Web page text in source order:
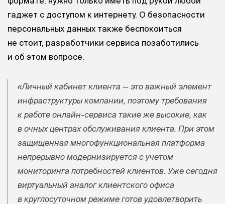
гаджет с доступом к интернету. О безопасности
персональных данных также беспокоиться
не стоит, разработчики сервиса позаботились
и об этом вопросе.
«Личный кабинет клиента — это важный элемент
инфраструктуры компании, поэтому требования
к работе онлайн-сервиса такие же высокие, как
в очных центрах обслуживания клиента. При этом
защищенная многофункциональная платформа
непрерывно модернизируется с учетом
мониторинга потребностей клиентов. Уже сегодня
виртуальный аналог клиентского офиса
в круглосуточном режиме готов удовлетворить